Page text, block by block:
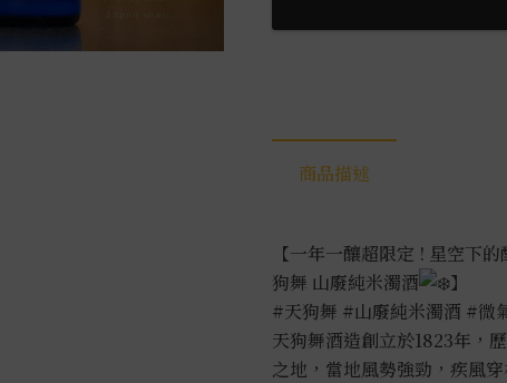
酒
0.72L商品描述
【一年一釀超限定 ! 星空下
狗舞 山廢純米濁酒
】
#天狗舞 #山廢純米濁酒 #微
天狗舞酒造創立於1823年，
之地，當地風勢強勁，疾風